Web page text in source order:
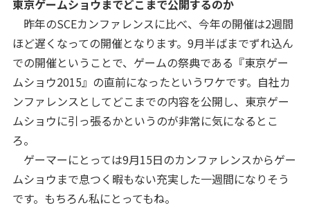
東京ゲームショウまでどこまで公開するのか
昨年のSCEカンファレンスに比べ、今年の開催は2週間
ほど遅くなっての開催となります。9月半ばまでずれ込ん
での開催ということで、ゲームの祭典である『東京ゲー
ムショウ2015』の直前になったというワケです。自社カ
ンファレンスとしてどこまでの内容を公開し、東京ゲー
ムショウに引っ張るかというのが非常に気になるとこ
ろ。
ゲーマーにとっては9月15日のカンファレンスからゲー
ムショウまで息つく暇もない充実した一週間になりそう
です。もちろん私にとってもね。